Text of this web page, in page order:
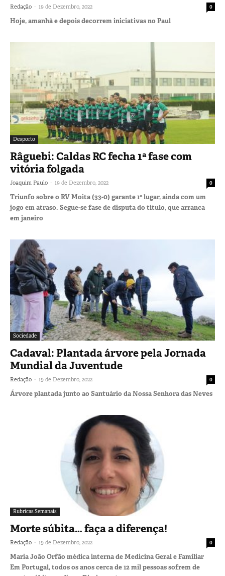
Redação - 19 de Dezembro, 2022 0
Hoje, amanhã e depois decorrem iniciativas no Paul
Desporto
Râguebi: Caldas RC fecha 1ª fase com
vitória folgada
Joaquim Paulo - 19 de Dezembro, 2022 0
Triunfo sobre o RV Moita (33-0) garante 1º lugar, ainda com um
jogo em atraso. Segue-se fase de disputa do título, que arranca
em janeiro
Sociedade
Cadaval: Plantada árvore pela Jornada
Mundial da Juventude
Redação - 19 de Dezembro, 2022 0
Árvore plantada junto ao Santuário da Nossa Senhora das Neves
Rubricas Semanais
Morte súbita… faça a diferença!
Redação - 19 de Dezembro, 2022 0
Maria João Orfão médica interna de Medicina Geral e Familiar
Em Portugal, todos os anos cerca de 12 mil pessoas sofrem de